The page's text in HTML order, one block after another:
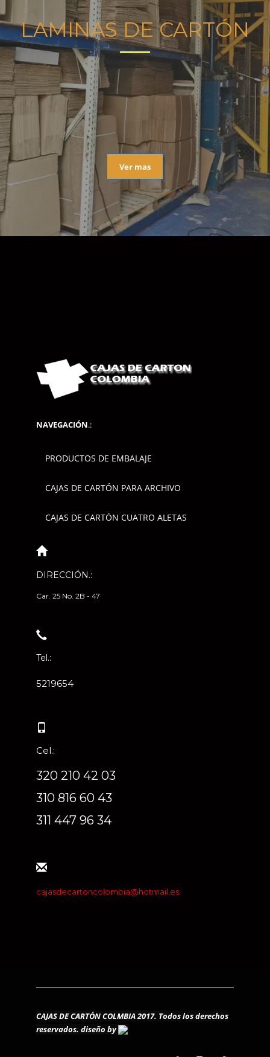
LAMINAS DE CARTÓN
Ver mas
NAVEGACIÓN.:
PRODUCTOS DE EMBALAJE
CAJAS DE CARTÓN PARA ARCHIVO
CAJAS DE CARTÓN CUATRO ALETAS
DIRECCIÓN.:
Car. 25 No. 2B - 47
Tel.:
5219654
Cel.:
320 210 42 03
310 816 60 43
311 447 96 34
cajasdecartoncolombia@hotmail.es
CAJAS DE CARTÓN COLMBIA 2017. Todos los derechos
reservados. diseño by